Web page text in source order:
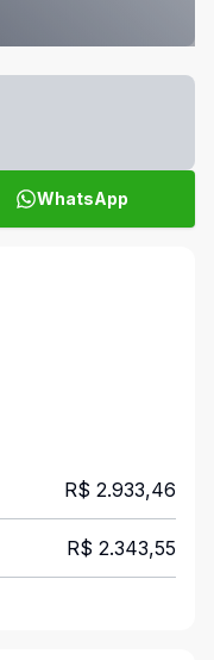
WhatsApp
R$ 2.933,46
R$ 2.343,55